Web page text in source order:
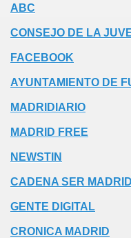
ABC
CONSEJO DE LA
FACEBOOK
AYUNTAMIENTO DE
MADRIDIARIO
MADRID FREE
NEWSTIN
CADENA SER
GENTE DIGITAL
CRONICA MADRID